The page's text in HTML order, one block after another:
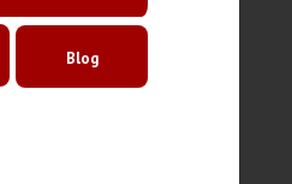
Blog